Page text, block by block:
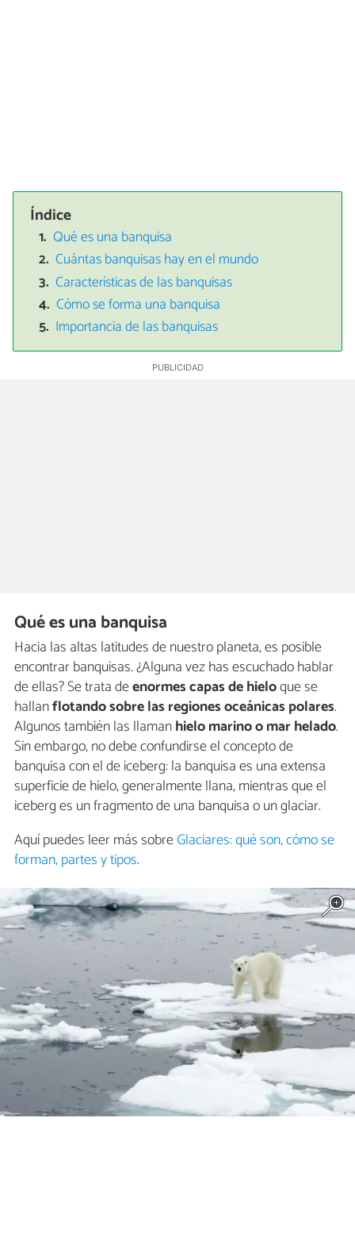
Índice
Qué es una banquisa
Cuántas banquisas hay en el mundo
Características de las banquisas
Cómo se forma una banquisa
Importancia de las banquisas
Qué es una banquisa
Hacia las altas latitudes de nuestro planeta, es posible
encontrar banquisas. ¿Alguna vez has escuchado hablar
de ellas? Se trata deenormes capas de hieloque se
hallanflotando sobre las regiones oceánicas polares.
Algunos también las llamanhielo marino o mar helado.
Sin embargo, no debe confundirse el concepto de
banquisa con el de iceberg: la banquisa es una extensa
superficie de hielo, generalmente llana, mientras que el
iceberg es un fragmento de una banquisa o un glaciar.
Aquí puedes leer más sobreGlaciares: qué son, cómo se
forman, partes y tipos.